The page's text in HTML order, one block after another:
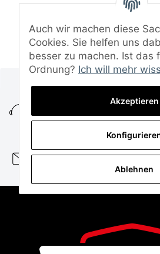
MO. - DO. 08:00 - 16:00 UHR
FR. 08:00 - 14:00 UHR
Auch wir machen diese
Cookies. Sie helfen uns
besser zu machen. Ist das
Ordnung? Ich will mehr
Akzeptieren
Ablehnen